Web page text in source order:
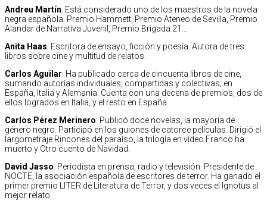
Andreu Martín: Está considerado uno de los maestros de la novela
negra española. Premio Hammett, Premio Ateneo de Sevilla, Premio
Alandar de Narrativa Juvenil, Premio Brigada 21…
Anita Haas: Escritora de ensayo, ficción y poesía. Autora de tres
libros sobre cine y multitud de relatos.
Carlos Aguilar: Ha publicado cerca de cincuenta libros de cine,
sumando autorías individuales, compartidas y colectivas; en
España, Italia y Alemania. Cuenta con una decena de premios, dos de
ellos logrados en Italia, y el resto en España.
Carlos Pérez Merinero: Publicó doce novelas, la mayoría de
género negro. Participó en los guiones de catorce películas. Dirigió el
largometraje Rincones del paraíso, la trilogía en vídeo Franco ha
muerto y Otro cuento de Navidad.
David Jasso: Periodista en prensa, radio y televisión. Presidente de
NOCTE, la asociación española de escritores de terror. Ha ganado el
primer premio LITER de Literatura de Terror, y dos veces el Ignotus al
mejor relato.